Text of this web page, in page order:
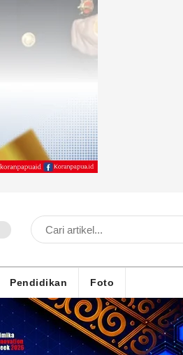
Pendidikan Foto